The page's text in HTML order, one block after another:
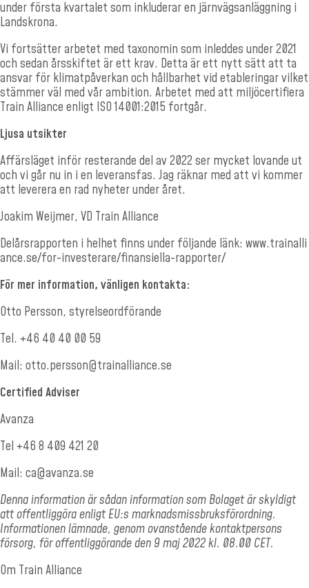
under första kvartalet som inkluderar en järnvägsanläggning i
Landskrona.
Vi fortsätter arbetet med taxonomin som inleddes under 2021
och sedan årsskiftet är ett krav. Detta är ett nytt sätt att ta
ansvar för klimatpåverkan och hållbarhet vid etableringar vilket
stämmer väl med vår ambition. Arbetet med att miljöcertifiera
Train Alliance enligt ISO 14001:2015 fortgår.
Ljusa utsikter
Affärsläget inför resterande del av 2022 ser mycket lovande ut
och vi går nu in i en leveransfas. Jag räknar med att vi kommer
att leverera en rad nyheter under året.
Joakim Weijmer, VD Train Alliance
Delårsrapporten i helhet finns under följande länk: www.trainalli
ance.se/for-investerare/finansiella-rapporter/
För mer information, vänligen kontakta:
Otto Persson, styrelseordförande
Tel. +46 40 40 00 59
Mail: otto.persson@trainalliance.se
Certified Adviser
Avanza
Tel +46 8 409 421 20
Mail: ca@avanza.se
Denna information är sådan information som Bolaget är skyldigt
att offentliggöra enligt EU:s marknadsmissbruksförordning.
Informationen lämnade, genom ovanstående kontaktpersons
försorg, för offentliggörande den 9 maj 2022 kl. 08.00 CET.
Om Train Alliance